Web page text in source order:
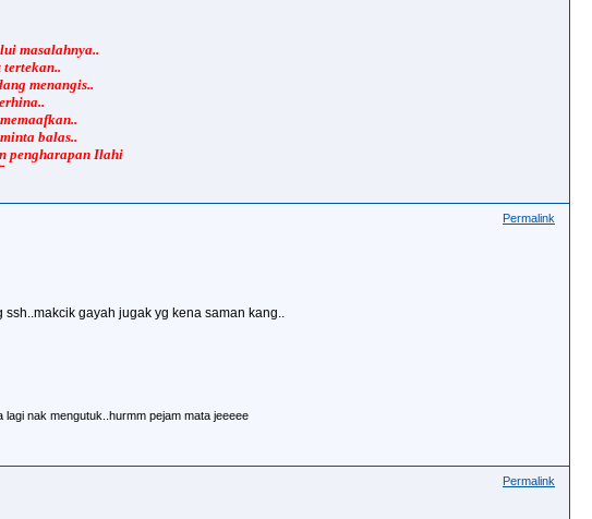
masalahnya..
tertekan..
menangis..
balas..
pengharapan Ilahi
Permalink
gayah jugak yg kena saman kang..
nak mengutuk..hurmm pejam mata jeeeee
Permalink